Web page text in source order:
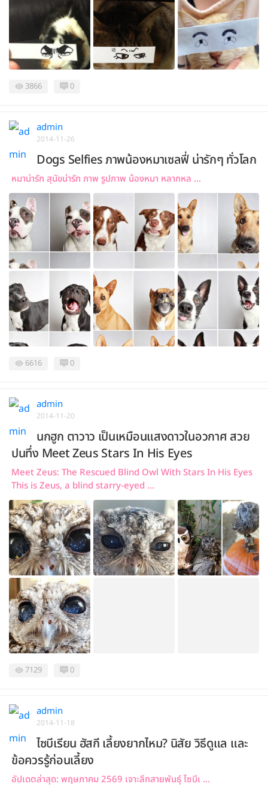
3866 0
admin
2014-11-26
Dogs Selfies ภาพน้องหมาเซลฟี่ น่ารักๆ ทั่วโลก
หมาน่ารัก สุนัขน่ารัก ภาพ รูปภาพ น้องหมา หลากหล ...
6616 0
admin
2014-11-20
นกฮูก ตาวาว เป็นเหมือนแสงดาวในอวกาศ สวย
ปนทึ่ง Meet Zeus Stars In His Eyes
Meet Zeus: The Rescued Blind Owl With Stars In His Eyes
This is Zeus, a blind starry-eyed ...
7129 0
admin
2014-11-18
ไซบีเรียน ฮัสกี เลี้ยงยากไหม? นิสัย วิธีดูแล และ
ข้อควรรู้ก่อนเลี้ยง
อัปเดตล่าสุด: พฤษภาคม 2569 เจาะลึกสายพันธุ์ ไซบีเ ...